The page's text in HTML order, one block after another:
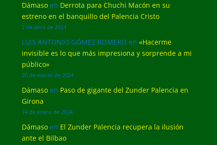
Dámasoen Derrota para Chuchi Macón en su
estreno en el banquillo del Palencia Cristo
7 de abril de 2024
LUIS ANTONIO GÓMEZ ROMERO en «Hacerme
invisible es lo que más impresiona y sorprende a mi
público»
20 de marzo de 2024
Dámasoen Paso de gigante del Zunder Palencia en
Girona
14 de enero de 2024
Dámasoen El Zunder Palencia recupera la ilusión
ante el Bilbao